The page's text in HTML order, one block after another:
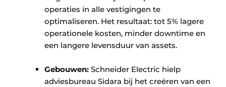
operaties in alle vestigingen te
optimaliseren. Het resultaat: tot 5% lagere
operationele kosten, minder downtime en
een langere levensduur van assets.
Gebouwen: Schneider Electric hielp
adviesbureau Sidara bij het creëren van een